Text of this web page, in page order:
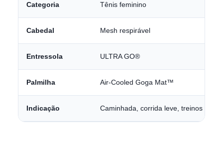
Categoria Tênis feminino
Cabedal Mesh respirável
Entressola ULTRA GO®
Palmilha Air-Cooled Goga Mat™
Indicação Caminhada, corrida leve, treinos e